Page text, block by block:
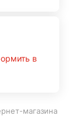
в
магазина